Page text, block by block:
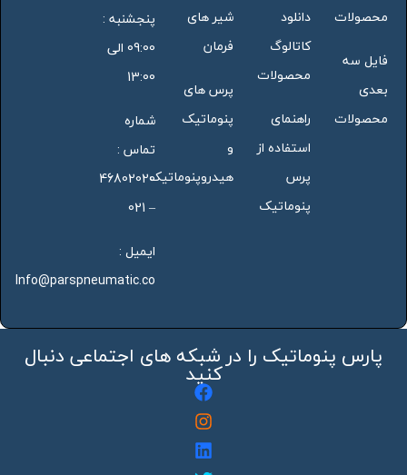
محصولات
فایل سه
بعدی
محصولات
دانلود
کاتالوگ
محصولات
راهنمای
استفاده از
پرس
پنوماتیک
شیر های
فرمان
پرس های
پنوماتیک
و
هیدروپنوماتیک
پنجشنبه :
09:00 الی
13:00
شماره
تماس :
46802020
– 021
ایمیل :
Info@parspneumatic.co
پارس پنوماتیک را در شبکه های اجتماعی دنبال
کنید